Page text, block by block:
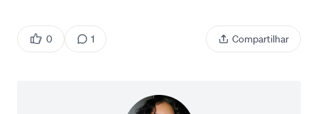
0 1 Compartilhar